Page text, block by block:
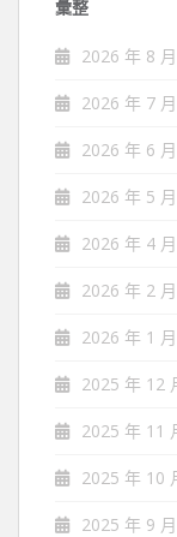
彙整
2026 年 8 月
2026 年 7 月
2026 年 6 月
2026 年 5 月
2026 年 4 月
2026 年 2 月
2026 年 1 月
2025 年 12
2025 年 11
2025 年 10
2025 年 9 月